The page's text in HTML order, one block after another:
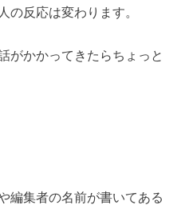
の反応は変わります。
がかかってきたらちょっと
編集者の名前が書いてある